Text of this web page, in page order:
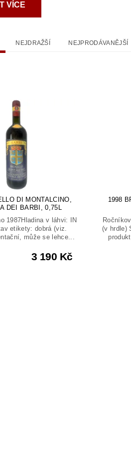
VÍCE
NEJDRAŽŠÍ NEJPRODÁVANĚJŠÍ
DI MONTALCINO,
DEI BARBI, 0,75L
1987Hladina v láhvi: IN
etikety: dobrá (viz.
může se lehce...
3 190 Kč
1998
(v hrdle)